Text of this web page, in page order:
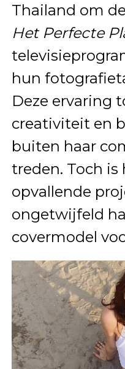
Thailand om
Het Perfecte
hun
Deze ervaring
creativiteit en
buiten haar
treden. Toch is
opvallende
ongetwijfeld
covermodel